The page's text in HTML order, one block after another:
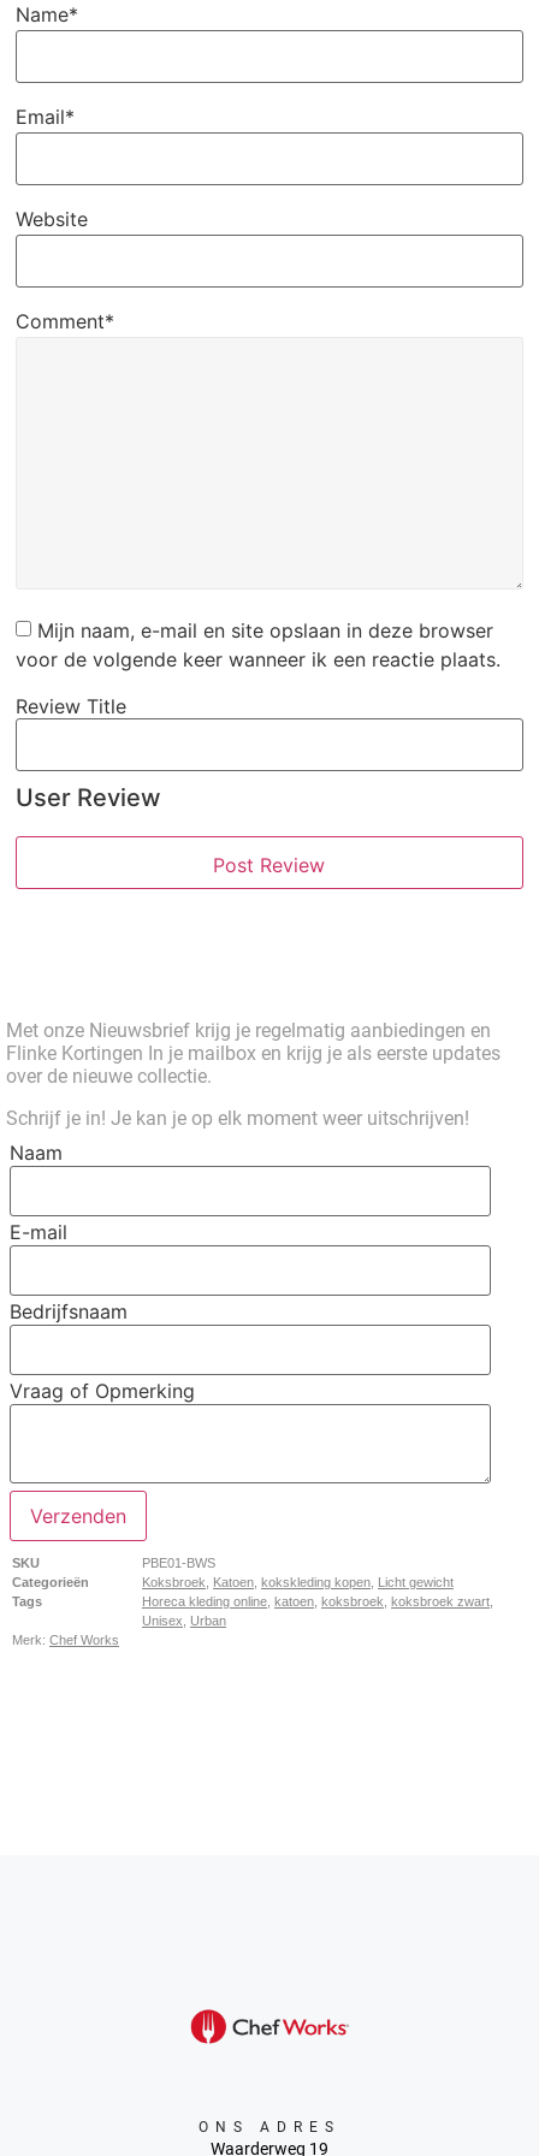
Name*
Email*
Website
Comment*
Mijn naam, e-mail en site opslaan in deze browser
voor de volgende keer wanneer ik een reactie plaats.
Review Title
User Review
Met onze Nieuwsbrief krijg je regelmatig aanbiedingen en
Flinke Kortingen In je mailbox en krijg je als eerste updates
over de nieuwe collectie.
Schrijf je in! Je kan je op elk moment weer uitschrijven!
Naam
E-mail
Bedrijfsnaam
Vraag of Opmerking
Verzenden
SKU
PBE01-BWS
Categorieën
Koksbroek Katoen kokskleding kopen Licht gewicht
Tags
Horeca kleding online katoen koksbroek koksbroek zwart
Unisex
Urban
Merk: Chef Works
ONS ADRES
Waarderweg 19